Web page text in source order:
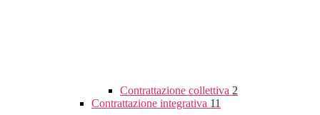
Contrattazione collettiva 2
Contrattazione integrativa 11